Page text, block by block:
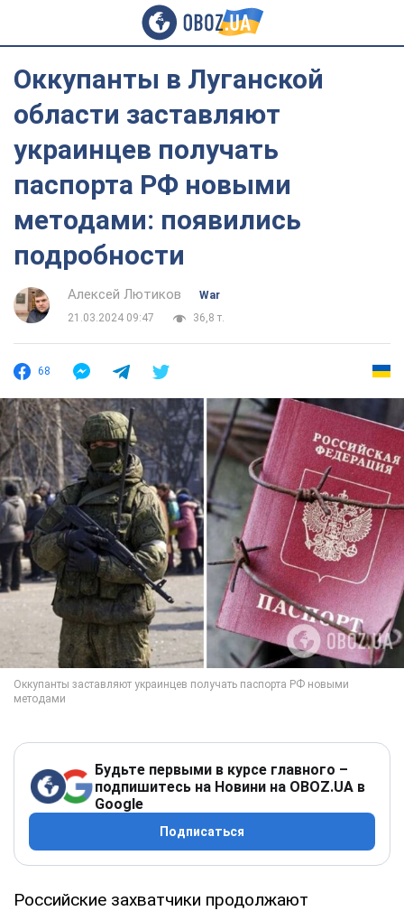
Оккупанты в Луганской
области заставляют
украинцев получать
паспорта РФ новыми
методами: появились
подробности
Алексей Лютиков
War
21.03.2024 09:47
36,8 т.
68
Будьте первыми в курсе главного –
подпишитесь на Новини на OBOZ.UA в
Google
Подписаться
Российские захватчики продолжают